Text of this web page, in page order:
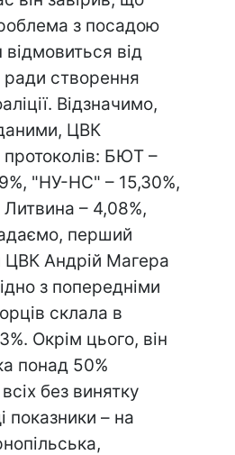
з посадою
від
ради створення
Відзначимо,
ЦВК
БЮТ –
"НУ-НС" – 15,30%,
– 4,08%,
перший
ЦВК Андрій Магера
з попередніми
склала в
Окрім цього, він
понад 50%
без винятку
показники – на